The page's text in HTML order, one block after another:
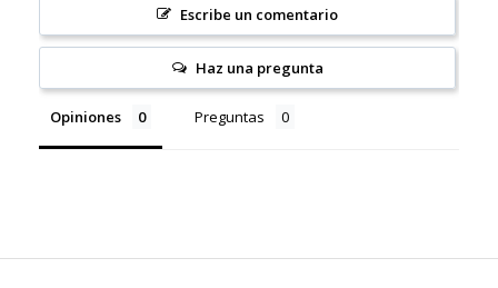
Escribe un comentario
Haz una pregunta
Opiniones Preguntas